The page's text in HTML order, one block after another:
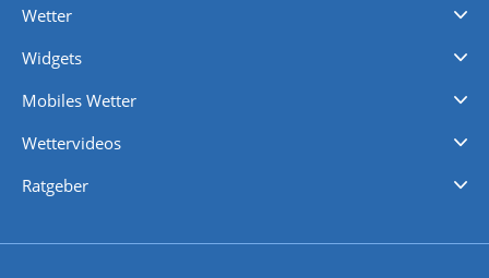
Wetter
Widgets
Mobiles Wetter
Wettervideos
Ratgeber